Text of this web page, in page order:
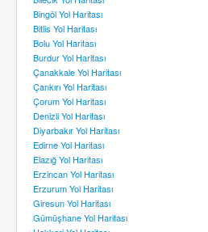
Bingöl Yol Haritası
Bitlis Yol Haritası
Bolu Yol Haritası
Burdur Yol Haritası
Çanakkale Yol Haritası
Çankırı Yol Haritası
Çorum Yol Haritası
Denizli Yol Haritası
Diyarbakır Yol Haritası
Edirne Yol Haritası
Elazığ Yol Haritası
Erzincan Yol Haritası
Erzurum Yol Haritası
Giresun Yol Haritası
Gümüşhane Yol Haritası